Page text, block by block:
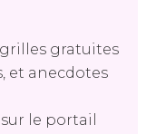
gratuites
et anecdotes
le portail